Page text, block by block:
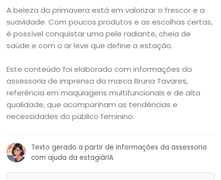
A beleza da primavera está em valorizar o frescor e a
suavidade. Com poucos produtos e as escolhas certas,
é possível conquistar uma pele radiante, cheia de
saúde e com o ar leve que define a estação.
Este conteúdo foi elaborado com informações da
assessoria de imprensa da marca Bruna Tavares,
referência em maquiagens multifuncionais e de alta
qualidade, que acompanham as tendências e
necessidades do público feminino.
Texto gerado a partir de informações da assessoria
com ajuda da estagiárIA